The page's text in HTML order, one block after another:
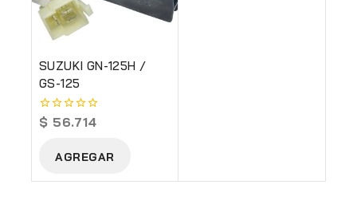
SUZUKI GN-125H /
GS-125
0
out
$ 56.714
AGREGAR